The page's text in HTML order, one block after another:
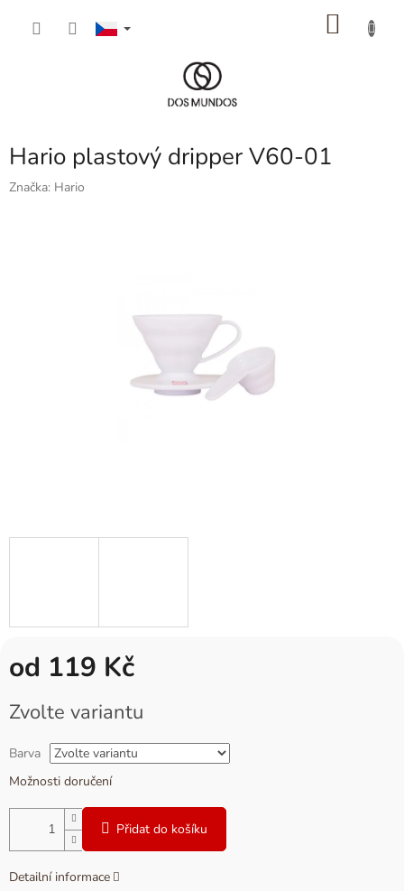
Hario plastový dripper V60-01
Značka: Hario
od 119 Kč
cena:
Zvolte variantu
Barva
Možnosti doručení
Přidat do košíku
Detailní informace